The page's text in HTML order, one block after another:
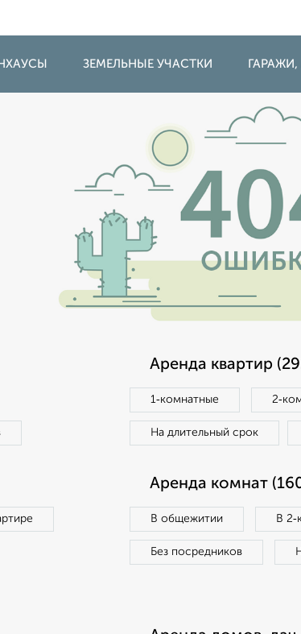
ЗЕМЕЛЬНЫЕ УЧАСТКИ
Аренда квартир
1‑комнатные
На длительный срок
Аренда комнат
В общежитии В
Без посредников